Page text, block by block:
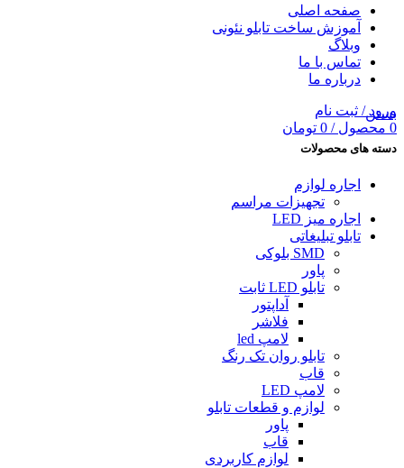
صفحه اصلی
آموزش ساخت تابلو نئونی
وبلاگ
تماس با ما
درباره ما
ورود / ثبت نام
0 محصول /
0 تومان
بستن
دسته های محصولات
اجاره لوازم
تجهیزات مراسم
اجاره میز LED
تابلو تبلیغاتى
SMD بلوکی
پاور
تابلو LED ثابت
آداپتور
فلاشر
لامپ led
تابلو روان تک رنگ
قاب
لامپ LED
لوازم و قطعات تابلو
پاور
قاب
لوازم کاربردی